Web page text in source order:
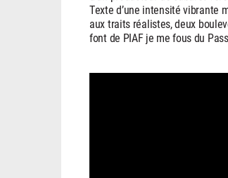
Texte d’une intensité vibrante
aux traits réalistes, deux
font de PIAF je me fous du